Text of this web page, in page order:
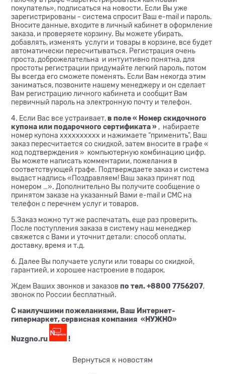
покупатель», подписаться на новости. Если Вы уже
зарегистрированы - система спросит Ваш е-mail и пароль.
Вносите данные, входите в личный кабинет в оформление
заказа, и проверяете корзину. Вы можете убирать,
добавлять, изменять услуги и товары в корзине, все будет
автоматически пересчитываться. Регистрация очень
проста, доброжелательна и интуитивно понятна, для
простоты регистрации придумайте легкий пароль, потом
Вы всегда его сможете поменять. Если Вам некогда этим
заниматься, позвоните нашему менеджеру и он сделает
Вам регистрацию личного кабинета и сообщит Вам
первичный пароль на электронную почту и телефон.
4. Если Вас все устраивает,в поле « Номер скидочного
купона или подарочного сертификата » , набираете
номер купона xxxxxxxxxx и нажимаете “применить”, Ваш
заказ пересчитается со скидкой, затем вносите в графе «
код подтверждения » компьютерную комбинацию цифр.
Вы можете написать комментарии, пожелания в
соответствующей графе. Подтверждаете заказ и система
выдаст надпись «Поздравляем! Ваш заказ принят под
номером …». Дополнительно Вы получите сообщение о
принятом заказе на указанный Вами e-mail и CМС на
телефон с перечнем услуг и товаров.
5.Заказ можно тут же распечатать, еще раз проверить.
После поступления заказа в систему наш менеджер
свяжется с Вами и уточнит детали: способ оплаты,
доставку, время и т.д.
6. Далее Вы получаете услуги или товары со скидкой,
гарантией, и хорошее настроение в подарок.
Ждем Ваших звонков и заказов по тел. +8800 7756207,
звонок по России бесплатный.
С наилучшими пожеланиями, Ваш Интернет-
гипермаркет, сервисная компания «НУЖНО»
Nuzgno.ru !
Вернуться к новостям